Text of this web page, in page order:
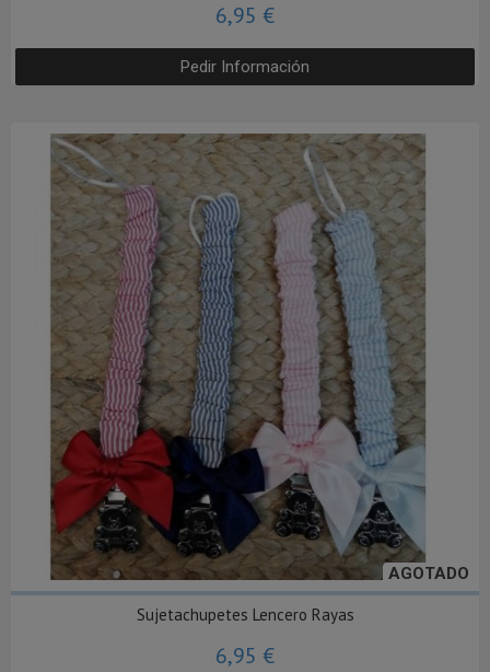
6,95 €
Pedir Información
AGOTADO
Sujetachupetes Lencero Rayas
6,95 €